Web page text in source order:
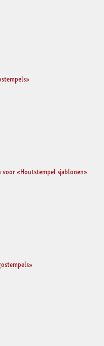
voor «Houtstempel sjablonen»